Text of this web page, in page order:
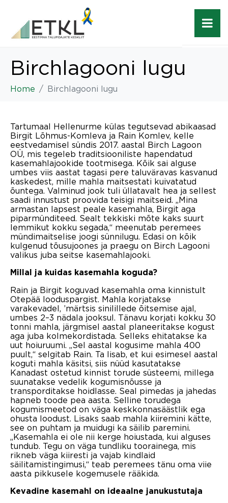
Birchlagooni lugu
Home Birchlagooni lugu
Tartumaal Hellenurme külas tegutsevad abikaasad
Birgit Lõhmus-Komleva ja Rain Komlev, kelle
eestvedamisel sündis 2017. aastal Birch Lagoon
OÜ, mis tegeleb traditsiooniliste hapendatud
kasemahlajookide tootmisega. Kõik sai alguse
umbes viis aastat tagasi pere taluväravas kasvanud
kaskedest, mille mahla maitsestati kuivatatud
õuntega. Valminud jook tuli üllatavalt hea ja sellest
saadi innustust proovida teisigi maitseid. „Mina
armastan lapsest peale kasemahla, Birgit aga
piparmünditeed. Sealt tekkiski mõte kaks suurt
lemmikut kokku segada,“ meenutab peremees
mündimaitselise joogi sünnilugu. Edasi on kõik
kulgenud tõusujoones ja praegu on Birch Lagooni
valikus juba seitse kasemahlajooki.
Millal ja kuidas kasemahla koguda?
Rain ja Birgit koguvad kasemahla oma kinnistult
Otepää looduspargist. Mahla korjatakse
varakevadel, ’märtsis sinilillede õitsemise ajal,
umbes 2–3 nädala jooksul. Tänavu korjati kokku 30
tonni mahla, järgmisel aastal planeeritakse kogust
aga juba kolmekordistada. Selleks ehitatakse ka
uut hoiuruumi. „Sel aastal kogusime mahla 400
puult,“ selgitab Rain. Ta lisab, et kui esimesel aastal
koguti mahla käsitsi, siis nüüd kasutatakse
Kanadast ostetud kinnist torude süsteemi, millega
suunatakse vedelik kogumisnõusse ja
transporditakse hoidlasse. Seal pimedas ja jahedas
hapneb toode pea aasta. Selline torudega
kogumismeetod on väga keskkonnasäästlik ega
ohusta loodust. Lisaks saab mahla kiiremini kätte,
see on puhtam ja muidugi ka säilib paremini.
„Kasemahla ei ole nii kerge hoiustada, kui alguses
tundub. Tegu on väga tundliku toorainega, mis
rikneb väga kiiresti ja vajab kindlaid
säilitamistingimusi,“ teab peremees tänu oma viie
aasta pikkusele kogemusele rääkida.
Kevadine kasemahl on ideaalne janukustutaja